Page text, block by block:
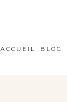
ACCUEIL BLOG